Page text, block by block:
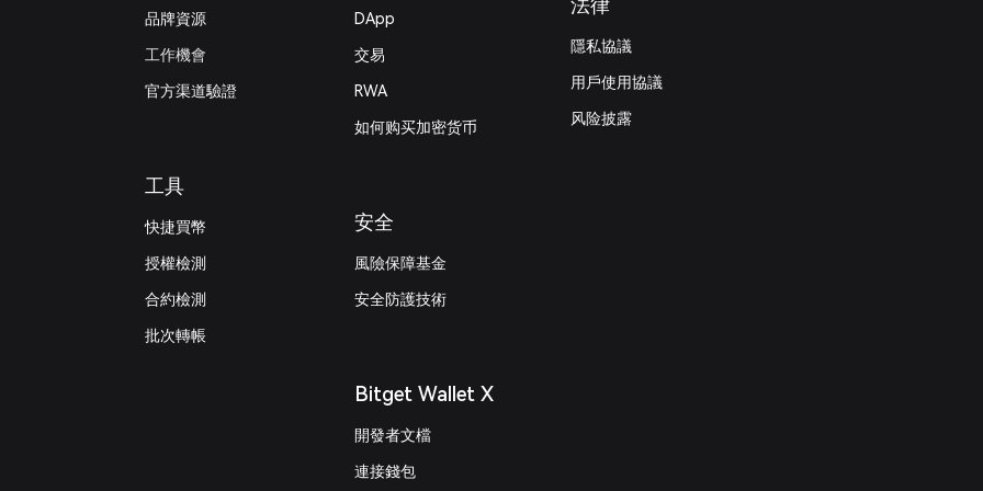
品牌資源
工作機會
官方渠道驗證
工具
快捷買幣
授權檢測
合約檢測
批次轉帳
DApp
交易
RWA
如何购买加密货币
安全
風險保障基金
安全防護技術
Bitget Wallet X
開發者文檔
連接錢包
法律
隱私協議
用戶使用協議
风险披露